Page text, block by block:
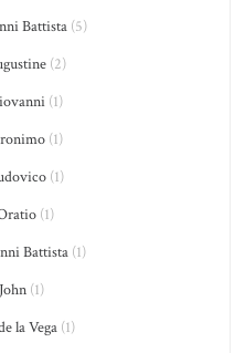
Battista(5)
(2)
(1)
(1)
(1)
(1)
Battista (1)
(1)
la Vega (1)